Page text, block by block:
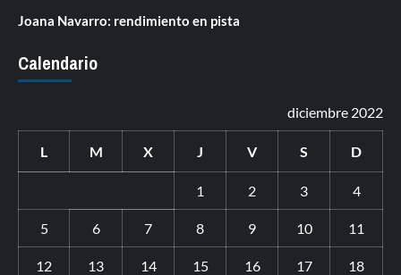
Joana Navarro: rendimiento en pista
Calendario
diciembre 2022
L M X J V S D
1 2 3 4
5 6 7 8 9 10 11
12 13 14 15 16 17 18